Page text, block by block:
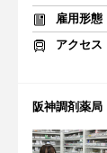
雇用形態
アクセス
阪神調剤薬